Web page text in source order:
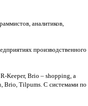
аналитиков,
производственного
Keeper, Brio – shopping, а
Brio, Tilpums. С системами по